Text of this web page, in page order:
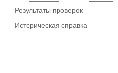
Результаты проверок
Историческая справка